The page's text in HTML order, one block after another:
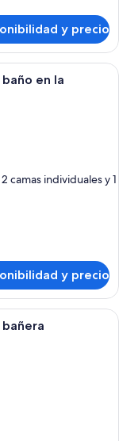
y precio
de hotel con cama,
en la
camas individuales y 1
y precio
con una cama